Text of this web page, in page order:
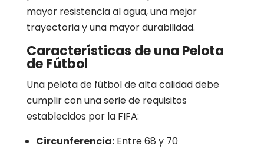
mayor resistencia al agua, una mejor
trayectoria y una mayor durabilidad.
Características de una Pelota
de Fútbol
Una pelota de fútbol de alta calidad debe
cumplir con una serie de requisitos
establecidos por la FIFA:
Circunferencia:Entre 68 y 70